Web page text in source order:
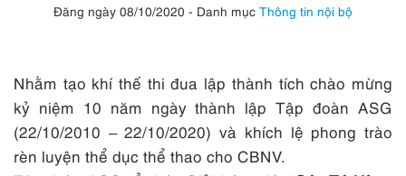
Đăng ngày 08/10/2020 - Danh mục Thông tin nội bộ
Nhằm tạo khí thế thi đua lập thành tích chào mừng
kỷ niệm 10 năm ngày thành lập Tập đoàn ASG
(22/10/2010 – 22/10/2020) và khích lệ phong trào
rèn luyện thể dục thể thao cho CBNV.